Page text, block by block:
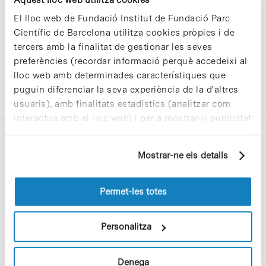
El lloc web de Fundació Institut de Fundació Parc
Científic de Barcelona utilitza cookies pròpies i de
tercers amb la finalitat de gestionar les seves
preferències (recordar informació perquè accedeixi al
lloc web amb determinades característiques que
puguin diferenciar la seva experiència de la d'altres
usuaris), amb finalitats estadístics (analitzar com
interactua amb el lloc web) i per a mostrar-li publicitat
personalitzada sobre la base d'un perfil elaborat a
pàgines visitades). Per a obtenir més informació sobre
les cookies pot consultar laPolítica de cookiesdel
Mostrar-ne els detalls
Permet-les totes
Personalitza
Denega
C/Baldiri Reixac, 4-12 i 15